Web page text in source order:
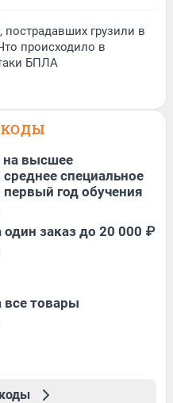
пострадавших грузили в
происходило в
БПЛА
на высшее
специальное
год обучения
один заказ до 20 000 ₽
все товары